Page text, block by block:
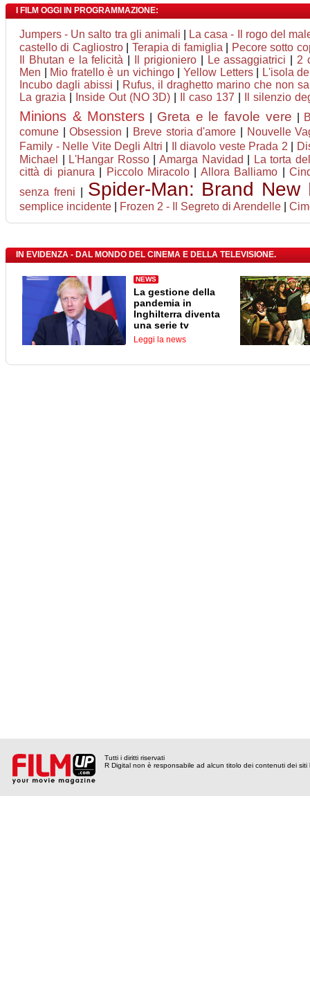
I FILM OGGI IN PROGRAMMAZIONE:
Jumpers - Un salto tra gli animali
La casa - Il rogo del
castello di Cagliostro| Terapia di famiglia
Pecore sotto
Il Bhutan e la felicità
Il prigioniero| Le assaggiatrici
2
Men
Mio fratello è un vichingo| Yellow Letters|
L'isola
Incubo dagli abissi
Rufus, il draghetto marino che non
La grazia
Inside Out (NO 3D) Il caso 137 Il silenzio
Minions & Monsters Greta e le favole vere
comune |Obsession Breve storia d'amore
Nouvelle
Family - Nelle Vite Degli Altri
Il diavolo veste Prada 2
Michael
L'Hangar Rosso|Amarga Navidad
La torta
città di pianura
Piccolo Miracolo Allora Balliamo |
senza freni
Spider-Man: Brand New
semplice incidente Frozen 2 - Il Segreto di Arendelle
IN EVIDENZA - DAL MONDO DEL CINEMA E DELLA TELEVISIONE.
NEWS
La gestione della
pandemia in
Inghilterra diventa
una serie tv
Leggi la news
Tutti i diritti riservati
R Digital non è responsabile ad alcun titolo dei contenuti dei siti